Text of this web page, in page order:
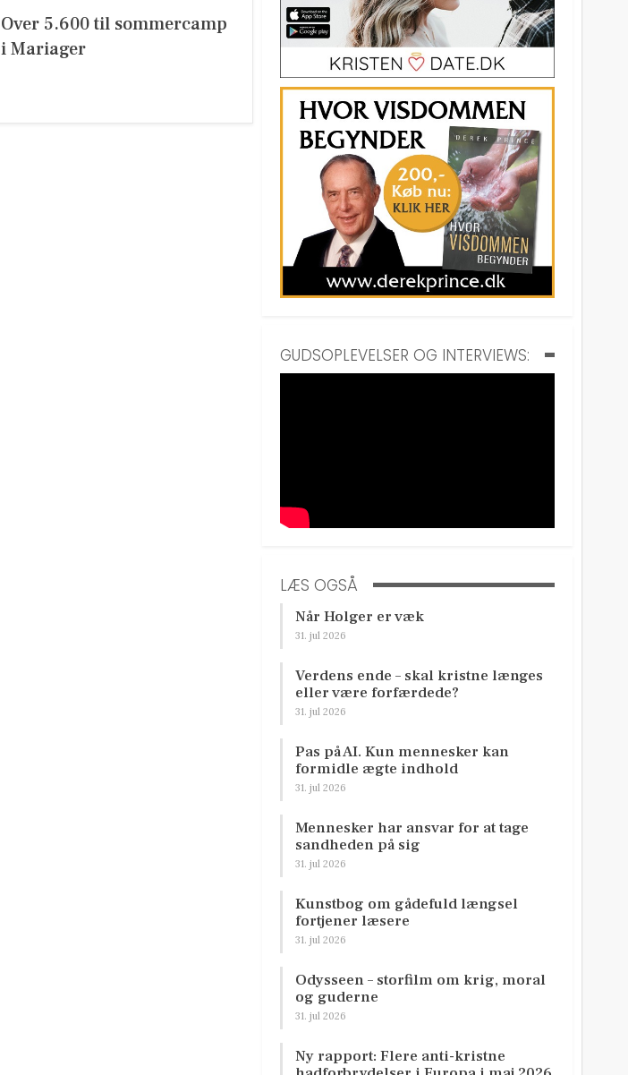
Over 5.600 til sommercamp
i Mariager
GUDSOPLEVELSER OG INTERVIEWS:
LÆS OGSÅ
Når Holger er væk
31. jul 2026
Verdens ende – skal kristne længes
eller være forfærdede?
31. jul 2026
Pas på AI. Kun mennesker kan
formidle ægte indhold
31. jul 2026
Mennesker har ansvar for at tage
sandheden på sig
31. jul 2026
Kunstbog om gådefuld længsel
fortjener læsere
31. jul 2026
Odysseen – storfilm om krig, moral
og guderne
31. jul 2026
Ny rapport: Flere anti-kristne